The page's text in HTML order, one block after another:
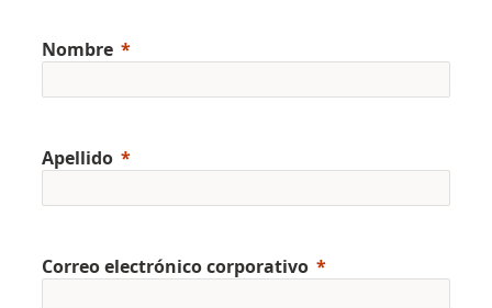
Nombre
Apellido
Correo electrónico corporativo